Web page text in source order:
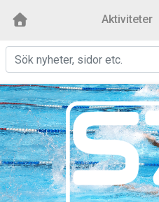
Aktiviteter